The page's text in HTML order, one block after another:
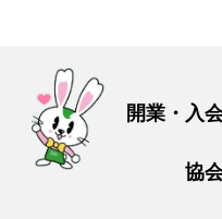
開業・入
協